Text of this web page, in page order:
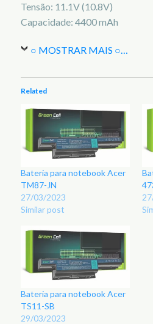
Tensão: 11.1V (10.8V)
Capacidade: 4400 mAh
○ MOSTRAR MAIS ○…
Related
Bateria para notebook Acer
TM87-JN
27/03/2023
Similar post
Bateria para notebook Acer
TS11-SB
29/03/2023